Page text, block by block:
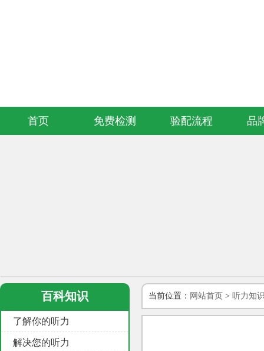
首页 免费检测 验配流程 品
百科知识
了解你的听力
解决您的听力
当前位置： 网站首页 > 听力知